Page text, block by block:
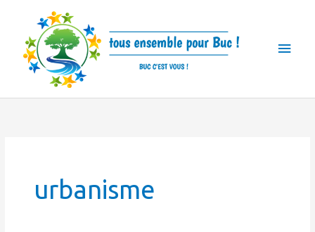
content
urbanisme